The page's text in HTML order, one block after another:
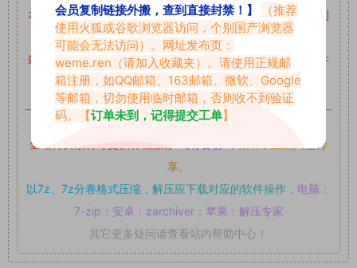
本站资源均来自网络分享，如有侵犯你的权益请私信留言
收到
留言后，我们会第一时间进行审核后删除。
站内资源为网友个人学习或测试研究使用，未经原版权作者许
可,禁止用于任何商业途径！请在下载24小时内删除！
如果遇到付费才可获取的素材，建议升级
全站付费素材可提供补档服务
素材以主流网盘分
享。
以7z、7z分卷格式压缩， 解压应下载对应的软件操作， 电脑：
7-zip；安卓：zarchiver；苹果：解压专家
其它更多疑问请查看站内帮助中心！
会员复制链接外搬，查到直接封禁！】
（推荐
使用火狐或谷歌浏览器访问，个别国产浏览器
可能会无法访问）。网址发布页：
weme.ren （请加入收藏夹）。请使用正规邮
箱注册，如QQ邮箱、163邮箱、微软、Google
等邮箱，切勿使用临时邮箱，否则收不到验证
码。【订单未到，记得提交工单】